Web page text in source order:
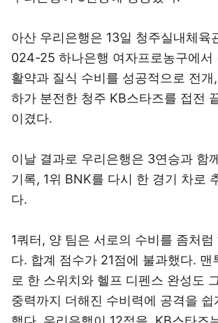
아산 우리은행은 13일 청주실내체육
024-25 하나은행 여자프로농구에서
활약과 질식 수비를 성공적으로 전개
하가 분전한 청주 KB스타즈를 접전
이겼다.
이날 결과로 우리은행은 3연승과 함
기록, 1위 BNK를 다시 한 경기 차로
다.
1쿼터, 양 팀은 서로의 수비를 좀처럼
다. 합계 점수가 21점에 불과했다. 맨
로 한 스위치와 헬프 디펜스 완성도
중력까지 더해진 수비력에 공격을 쉽